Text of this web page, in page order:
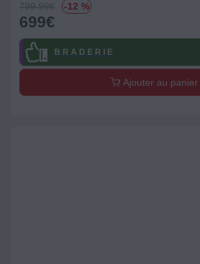
799.99€ -12 %
699€
B R A D E R I E
Ajouter au panier